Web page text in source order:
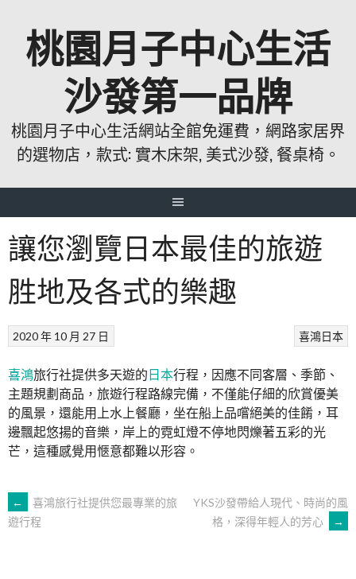
桃園月子中心生活
沙發第一品牌
桃園月子中心生活網站全館免運費，網路家居界
的選物店，款式: 實木床架, 美式沙發, 餐桌椅。
讓您瀏覽日本最佳的旅遊
胜地及各式的樂趣
喜鴻日本
2020 年 10 月 27 日
喜鴻旅行社提供多天遊的日本行程，因應不同客層、季節、
主題規劃商品，旅遊行程路線完備，不僅能仔細的欣賞優美
的風景，還能用上水上餐廳，坐在船上品嚐絕美的佳餚，耳
邊飄起悠揚的音樂，岸上的霓虹燈不停地閃爍著五彩的光
芒，這種感覺用愜意都難以形容。
文
←
喜鴻旅行社提供您最專業的旅
遊行程
YKS沙發帶給人現代、時尚的風
格，深得年輕人的芳心
→